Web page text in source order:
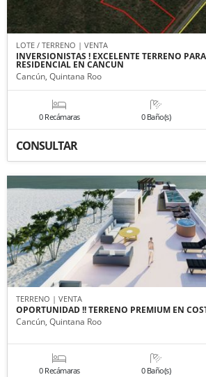
LOTE / TERRENO | VENTA
INVERSIONISTAS ! EXCELENTE TERRENO
RESIDENCIAL EN CANCUN
Cancún, Quintana Roo
0 Recámaras 0 Baño(s)
CONSULTAR
TERRENO | VENTA
OPORTUNIDAD !! TERRENO PREMIUM EN
Cancún, Quintana Roo
0 Recámaras 0 Baño(s)